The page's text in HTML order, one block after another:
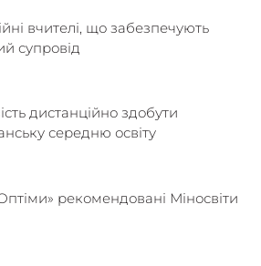
вчителі, що забезпечують
супровід
дистанційно здобути
середню освіту
рекомендовані Міносвіти